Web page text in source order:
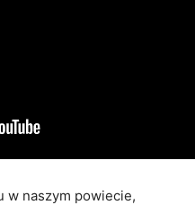
w naszym powiecie,